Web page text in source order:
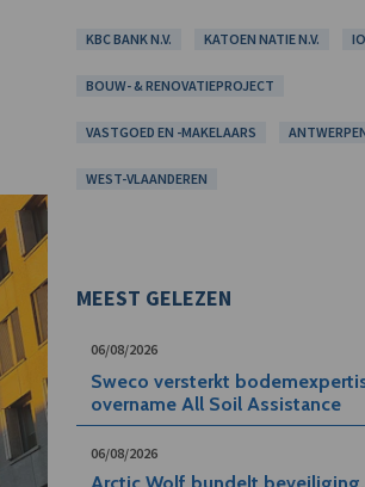
KBC BANK N.V. KATOEN NATIE N.V.
BOUW- & RENOVATIEPROJECT
VASTGOED EN -MAKELAARS
WEST-VLAANDEREN
MEEST GELEZEN
06/08/2026
Sweco versterkt
overname All Soil Assistance
06/08/2026